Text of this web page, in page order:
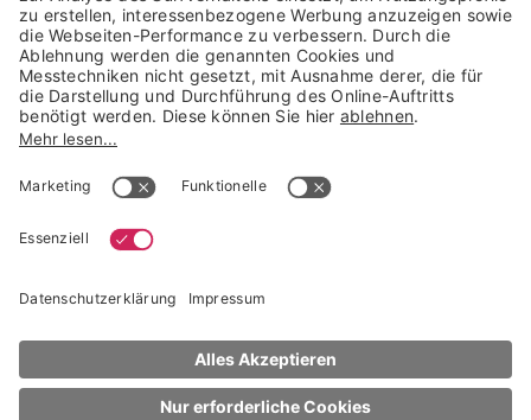
Trusted Shops Mitglied seit 2010
* unverbindliche Preisempfehlung der Verbundgruppe beauty alliance
NACH OBEN